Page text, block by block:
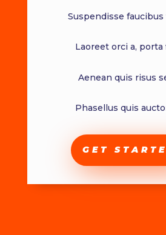
Suspendisse faucibus
Laoreet orci a,
Aenean quis risus
Phasellus quis
GET